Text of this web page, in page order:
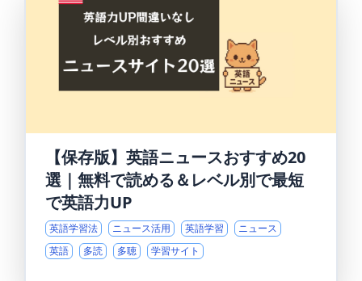
【保存版】英語ニュースおすすめ20
選｜無料で読める＆レベル別で最短
で英語力UP
英語学習法 ニュース活用 英語学習
ニュース
英語
多読 多聴 学習サイト